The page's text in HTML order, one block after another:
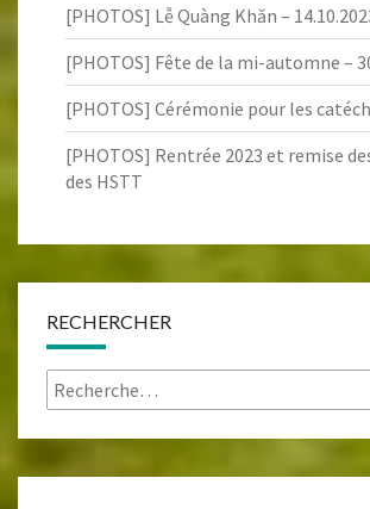
[PHOTOS] Lễ Quàng Khăn –
[PHOTOS] Fête de la mi-automne –
[PHOTOS] Cérémonie pour les
[PHOTOS] Rentrée 2023 et remise
des HSTT
RECHERCHER
Rechercher :